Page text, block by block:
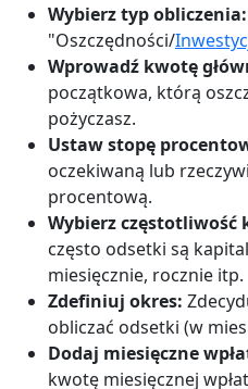
Wybierz typ obliczenia:
"Oszczędności/
Wprowadź kwotę
początkowa, którą
pożyczasz.
Ustaw stopę
oczekiwaną lub
procentową.
Wybierz częstotliwość
często odsetki są
miesięcznie, rocznie itp.
Zdefiniuj okres:
obliczać odsetki (w
Dodaj miesięczne
kwotę miesięcznej